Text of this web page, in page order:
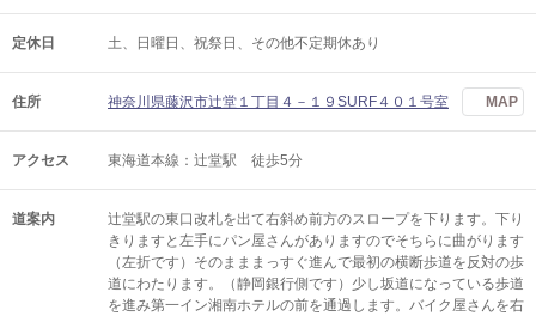
定休日 土、日曜日、祝祭日、その他不定期休あり
住所 神奈川県藤沢市辻堂１丁目４－１９SURF４０１号室 MAP
アクセス 東海道本線：辻堂駅 徒歩5分
道案内
辻堂駅の東口改札を出て右斜め前方のスロープを下ります。下り
きりますと左手にパン屋さんがありますのでそちらに曲がります
（左折です）そのまままっすぐ進んで最初の横断歩道を反対の歩
道にわたります。（静岡銀行側です）少し坂道になっている歩道
を進み第一イン湘南ホテルの前を通過します。バイク屋さんを右